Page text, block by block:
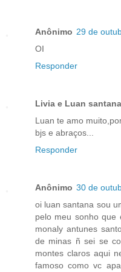
Anônimo 29 de
OI
Responder
Livia e Luan santana
Luan te amo
bjs e abraços...
Responder
Anônimo 30 de
oi luan santana sou
pelo meu sonho que
monaly antunes
de minas ñ sei se
montes claros aqui
famoso como vc